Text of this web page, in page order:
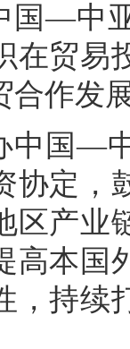
国—中
在贸易
合作发
中国—
协定，
区产业
高本国
，持续